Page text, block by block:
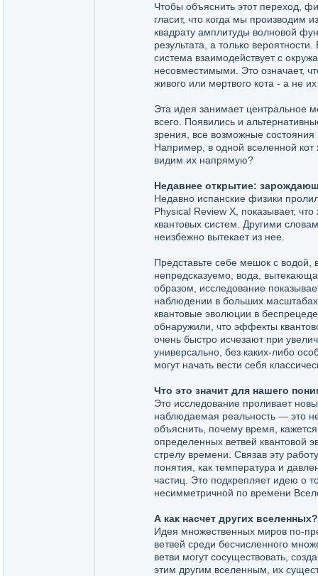
Чтобы объяснить этот переход,
гласит, что когда мы производим
квадрату амплитуды волновой
результата, а только
система взаимодействует с
несовместимыми. Это означает,
живого или мертвого кота - а не
Эта идея занимает центральное
всего. Появились и
зрения, все возможные
Например, в одной вселенной
видим их напрямую?
Недавнее открытие:
Недавно испанские физики
Physical Review X, показывает,
квантовых систем. Другими
неизбежно вытекает из нее.
Представьте себе мешок с водой,
непредсказуемо, вода,
образом, исследование
наблюдении в больших
квантовые эволюции в
обнаружили, что эффекты
очень быстро исчезают при
универсально, без каких-либо
могут начать вести себя
Что это значит для нашего
Это исследование проливает
наблюдаемая реальность — это
объяснить, почему время,
определенных ветвей квантовой
стрелу времени. Связав эту
понятия, как температура и
частиц. Это подкрепляет идею о
несимметричной по времени
А как насчет других вселенных?
Идея множественных миров по-
ветвей среди бесчисленного
ветви могут сосуществовать,
этим другим вселенным, их